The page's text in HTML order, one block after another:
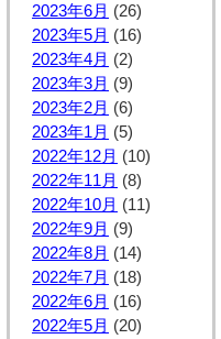
2023年6月 (26)
2023年5月 (16)
2023年4月 (2)
2023年3月 (9)
2023年2月 (6)
2023年1月 (5)
2022年12月 (10)
2022年11月 (8)
2022年10月 (11)
2022年9月 (9)
2022年8月 (14)
2022年7月 (18)
2022年6月 (16)
2022年5月 (20)